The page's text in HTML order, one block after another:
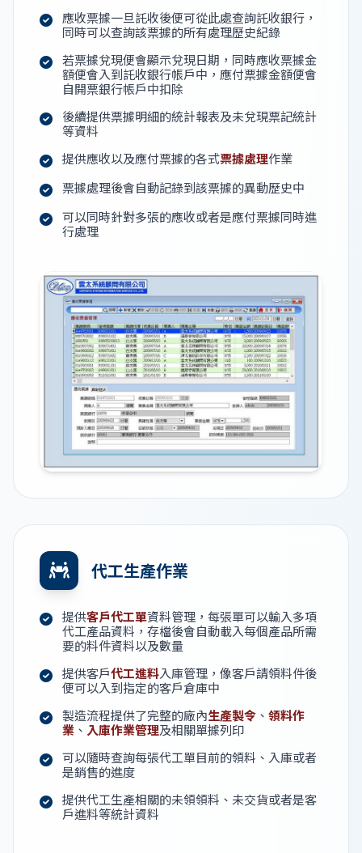
應收票據一旦託收後便可從此處查詢託收銀行，
同時可以查詢該票據的所有處理歷史紀錄
若票據兌現便會顯示兌現日期，同時應收票據金
額便會入到託收銀行帳戶中，應付票據金額便會
自開票銀行帳戶中扣除
後續提供票據明細的統計報表及未兌現票記統計
等資料
提供應收以及應付票據的各式票據處理作業
票據處理後會自動記錄到該票據的異動歷史中
可以同時針對多張的應收或者是應付票據同時進
行處理
代工生產作業
提供客戶代工單資料管理，每張單可以輸入多項
代工產品資料，存檔後會自動載入每個產品所需
要的料件資料以及數量
提供客戶代工進料入庫管理，像客戶請領料件後
便可以入到指定的客戶倉庫中
製造流程提供了完整的廠內生產製令 、 領料作
業 、 入庫作業管理及相關單據列印
可以隨時查詢每張代工單目前的領料、入庫或者
是銷售的進度
提供代工生產相關的未領領料、未交貨或者是客
戶進料等統計資料